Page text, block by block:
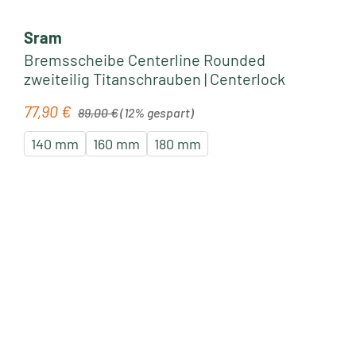
Sram
Bremsscheibe Centerline Rounded
zweiteilig Titanschrauben | Centerlock
Verkaufspreis:
77,90 € Regulärer Preis:
89,00 €(12% gespart)
140 mm 160 mm 180 mm